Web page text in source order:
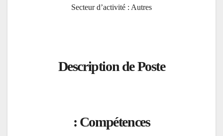
Secteur d’activité : Autres
Description de Poste
Compétences :